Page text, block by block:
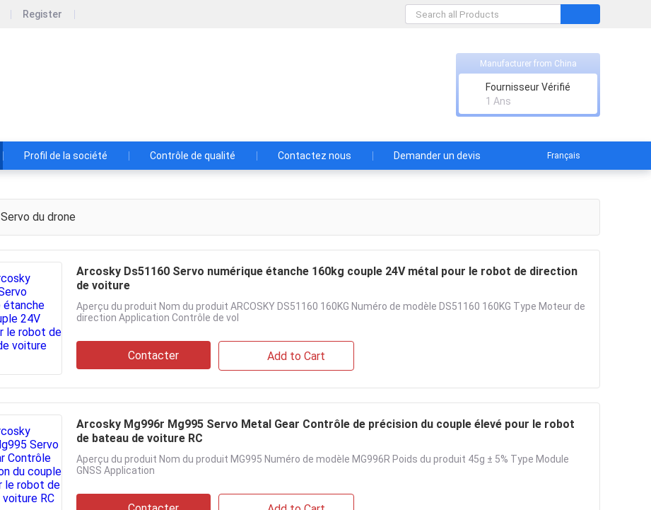
Register
Manufacturer from China
Fournisseur Vérifié
1 Ans
Profil de la société Contrôle de qualité Contactez nous Demander un devis Français
Servo du drone
Arcosky Ds51160 Servo numérique étanche 160kg couple 24V métal pour le robot de direction
de voiture
Aperçu du produit Nom du produit ARCOSKY DS51160 160KG Numéro de modèle DS51160 160KG Type Moteur de
direction Application Contrôle de vol
Contacter Add to Cart
Arcosky Mg996r Mg995 Servo Metal Gear Contrôle de précision du couple élevé pour le robot
de bateau de voiture RC
Aperçu du produit Nom du produit MG995 Numéro de modèle MG996R Poids du produit 45g ± 5% Type Module
GNSS Application